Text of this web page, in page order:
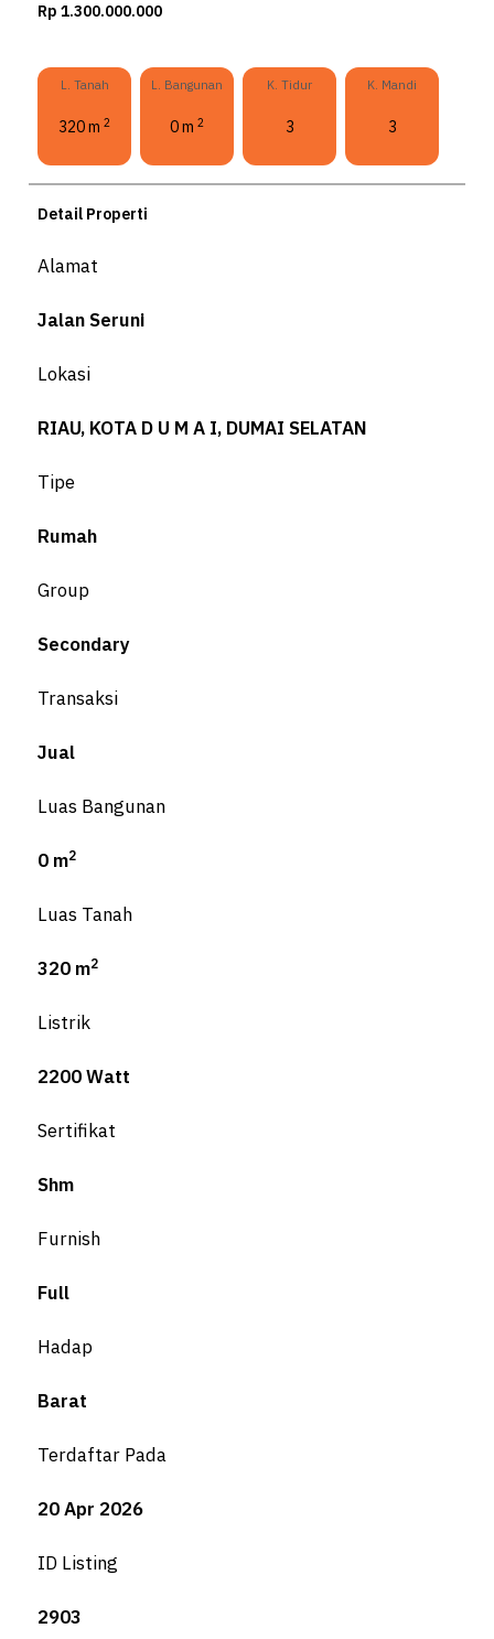
Rp 1.300.000.000
L. Tanah
320 m 2
L. Bangunan
0 m 2
K. Tidur
3
K. Mandi
3
Detail Properti
Alamat
Jalan Seruni
Lokasi
RIAU, KOTA D U M A I, DUMAI SELATAN
Tipe
Rumah
Group
Secondary
Transaksi
Jual
Luas Bangunan
0 m2
Luas Tanah
320 m2
Listrik
2200 Watt
Sertifikat
Shm
Furnish
Full
Hadap
Barat
Terdaftar Pada
20 Apr 2026
ID Listing
2903